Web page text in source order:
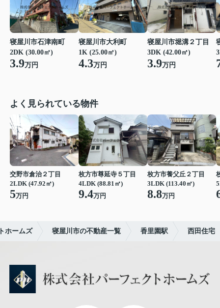
寝屋川市石津南町
2DK (30.00㎡)
3.9万円
寝屋川市大利町
1K (25.00㎡)
4.3万円
寝屋川市堀溝２丁目
3DK (42.00㎡)
3.9万円
よく見られている物件
交野市倉治２丁目
2LDK (47.92㎡)
5万円
枚方市尊延寺５丁目
4LDK (88.81㎡)
9.4万円
枚方市養父丘２丁目
3LDK (113.40㎡)
8.8万円
ホームズ 寝屋川市の不動産一覧 香里園駅 西田住宅